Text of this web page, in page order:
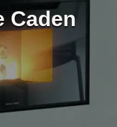
Caden